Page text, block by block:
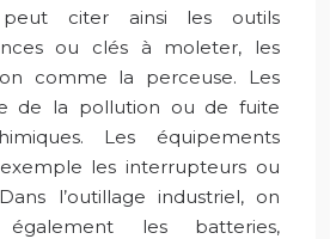
peut citer ainsi les outils
ou clés à moleter, les
comme la perceuse. Les
de la pollution ou de fuite
Les équipements
les interrupteurs ou
l’outillage industriel, on
les batteries,